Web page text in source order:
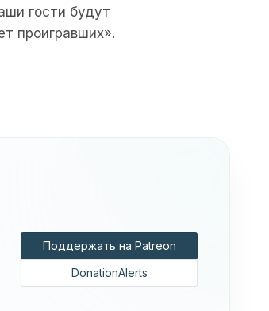
гости будут
проигравших».
Поддержать на Patreon
DonationAlerts